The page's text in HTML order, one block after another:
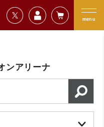
menu
TCG通販
アリーナ